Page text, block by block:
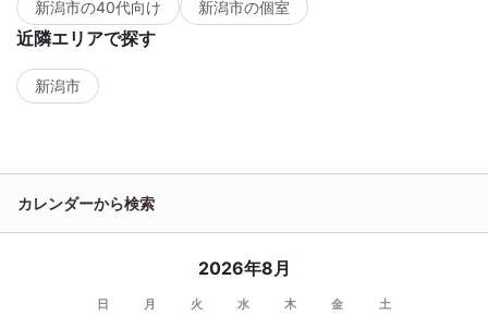
新潟市の40代向け 新潟市の個室
近隣エリアで探す
新潟市
カレンダーから検索
2026年8月
日 月 火 水 木 金 土